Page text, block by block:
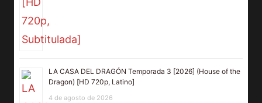
LA CASA DEL DRAGÓN Temporada 3 [2026] (House of the
Dragon) [HD 720p, Latino]
4 de agosto de 2026